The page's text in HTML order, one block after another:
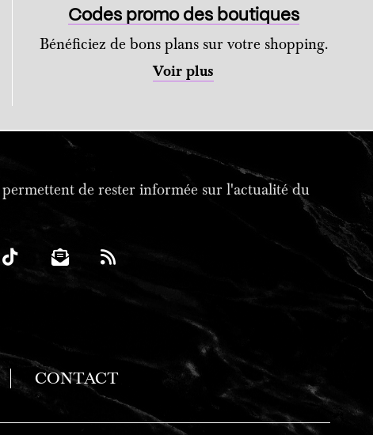
Codes promo des boutiques
Bénéficiez de bons plans sur votre shopping.
Voir plus
permettent de rester informée sur l'actualité du
CONTACT